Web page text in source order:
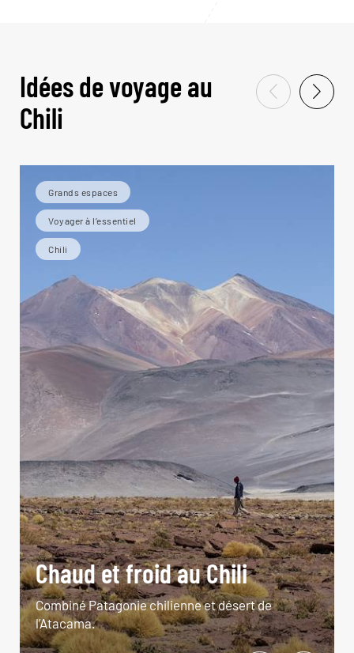
Idées de voyage au
Chili
Grands espaces
Voyager à l’essentiel
Chili
Chaud et froid au Chili
Combiné Patagonie chilienne et désert de
l’Atacama.